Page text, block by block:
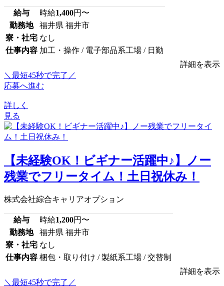
給与 時給1,400円〜
勤務地
福井県 福井市
寮・社宅 なし
仕事内容 加工・操作 / 電子部品系工場 / 日勤
詳細を表示
＼最短45秒で完了／
応募へ進む
詳しく
見る
【未経験OK！ビギナー活躍中♪】ノー
残業でフリータイム！土日祝休み！
株式会社綜合キャリアオプション
給与 時給1,200円〜
勤務地
福井県 福井市
寮・社宅 なし
仕事内容 梱包・取り付け / 製紙系工場 / 交替制
詳細を表示
＼最短45秒で完了／